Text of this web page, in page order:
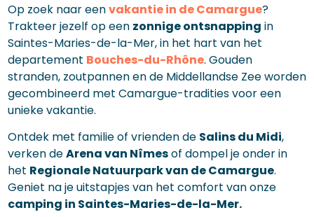
Op zoek naar eenvakantie in de Camargue?
Trakteer jezelf op een zonnige ontsnapping in
Saintes-Maries-de-la-Mer, in het hart van het
departement Bouches-du-Rhône. Gouden
stranden, zoutpannen en de Middellandse Zee worden
gecombineerd met Camargue-tradities voor een
unieke vakantie.
Ontdek met familie of vrienden de Salins du Midi,
verken deArena van Nîmesof dompel je onder in
het Regionale Natuurpark van de Camargue.
Geniet na je uitstapjes van het comfort van onze
camping in Saintes-Maries-de-la-Mer.